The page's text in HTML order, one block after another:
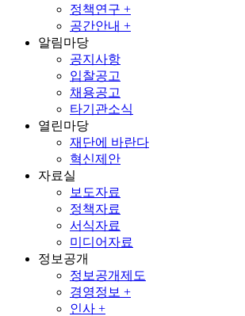
정책연구 +
공간안내 +
알림마당
공지사항
입찰공고
채용공고
타기관소식
열린마당
재단에 바란다
혁신제안
자료실
보도자료
정책자료
서식자료
미디어자료
정보공개
정보공개제도
경영정보 +
인사 +